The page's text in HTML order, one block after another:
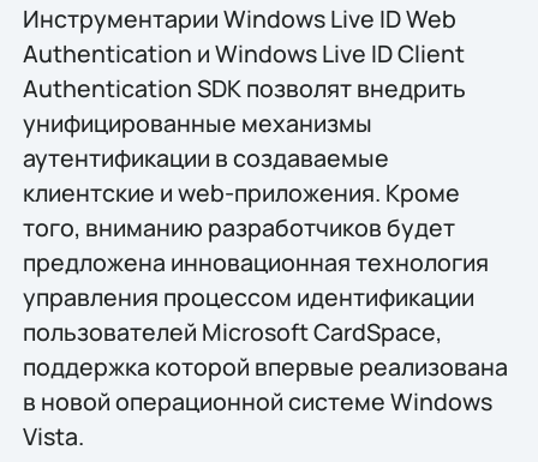
Инструментарии Windows Live ID Web
Authentication и Windows Live ID Client
Authentication SDK позволят внедрить
унифицированные механизмы
аутентификации в создаваемые
клиентские и web-приложения. Кроме
того, вниманию разработчиков будет
предложена инновационная технология
управления процессом идентификации
пользователей Microsoft CardSpace,
поддержка которой впервые реализована
в новой операционной системе Windows
Vista.